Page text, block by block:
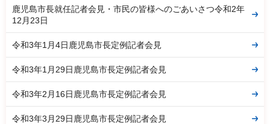
鹿児島市長就任記者会見・市民の皆様へのごあいさつ令和2年
12月23日
令和3年1月4日鹿児島市長定例記者会見
令和3年1月29日鹿児島市長定例記者会見
令和3年2月16日鹿児島市長定例記者会見
令和3年3月29日鹿児島市長定例記者会見